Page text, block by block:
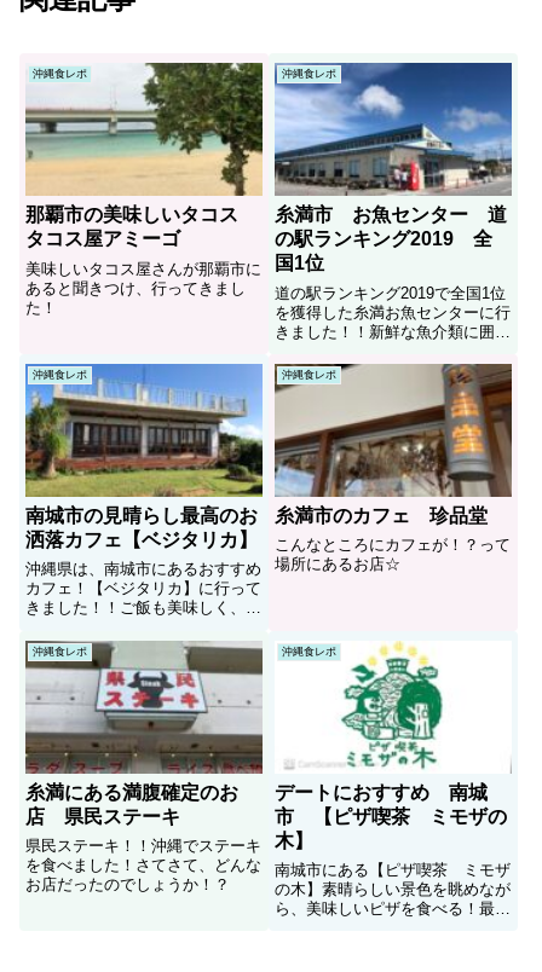
沖縄食レポ
那覇市の美味しいタコス
タコス屋アミーゴ
美味しいタコス屋さんが那覇市に
あると聞きつけ、行ってきまし
た！
沖縄食レポ
糸満市 お魚センター 道
の駅ランキング2019 全
国1位
道の駅ランキング2019で全国1位
を獲得した糸満お魚センターに行
きました！！新鮮な魚介類に囲ま
満市の癒しのスポット！！！
沖縄食レポ
南城市の見晴らし最高のお
洒落カフェ【ベジタリカ】
沖縄県は、南城市にあるおすすめ
カフェ！【ベジタリカ】に行って
きました！！ご飯も美味しく、眺
会などにもおすすめのお店でした
(^-^)
沖縄食レポ
糸満市のカフェ 珍品堂
こんなところにカフェが！？って
場所にあるお店☆
沖縄食レポ
糸満にある満腹確定のお
店 県民ステーキ
県民ステーキ！！沖縄でステーキ
を食べました！さてさて、どんな
お店だったのでしょうか！？
沖縄食レポ
デートにおすすめ 南城
市 【ピザ喫茶 ミモザの
木】
南城市にある【ピザ喫茶 ミモザ
の木】素晴らしい景色を眺めなが
ら、美味しいピザを食べる！最高